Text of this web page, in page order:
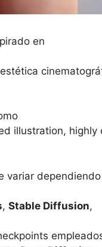
en
illustration,
variar
, Stable Diffusion,